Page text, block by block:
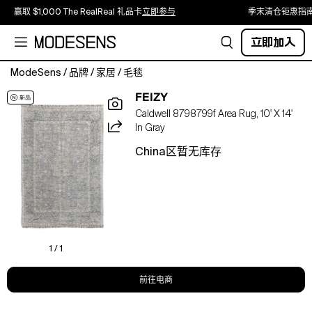
赢取 $1,000 The RealReal 礼品卡立即参与 季末清仓钜惠指
立即加入
ModeSens / 品牌 / 家居 / 毛毯
Caldwell
8798799F
Area
14'.Color:Grey/Blue.Material:35%
jute/20%
wool/20%
viscose/10%
1 / 1
FEIZY
Caldwell 8798799f Area Rug, 10' X 14'
In Gray
China区暂无库存
前往电商